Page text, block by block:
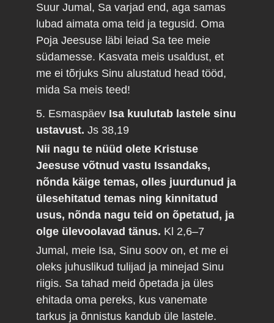
Suur Jumal, Sa varjad end, aga samas
lubad aimata oma teid ja tegusid. Oma
Poja Jeesuse läbi leiad Sa tee meie
südamesse. Kasvata meis usaldust, et
me ei tõrjuks Sinu alustatud head tööd,
mida Sa meis teed!
5. Esmaspäev Isa kuulutab lastele sinu
ustavust.Js 38,19
Nii nagu te nüüd olete Kristuse
Jeesuse võtnud vastu Issandaks,
nõnda käige temas, olles juurdunud ja
ülesehitatud temas ning kinnitatud
usus, nõnda nagu teid on õpetatud, ja
olge ülevoolavad tänus. Kl 2,6–7
Jumal, meie Isa, Sinu soov on, et me ei
oleks juhuslikud tulijad ja minejad Sinu
riigis. Sa tahad meid õpetada ja üles
ehitada oma pereks, kus vanemate
tarkus ja õnnistus kandub üle lastele.